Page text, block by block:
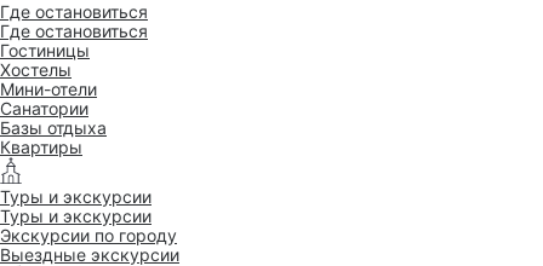
Где остановиться
Где остановиться
Гостиницы
Хостелы
Мини-отели
Санатории
Базы отдыха
Квартиры
Туры и экскурсии
Туры и экскурсии
Экскурсии по городу
Выездные экскурсии